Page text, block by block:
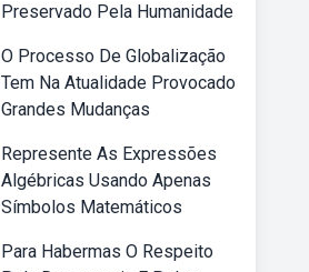
Preservado Pela Humanidade
O Processo De Globalização
Tem Na Atualidade Provocado
Grandes Mudanças
Represente As Expressões
Algébricas Usando Apenas
Símbolos Matemáticos
Para Habermas O Respeito